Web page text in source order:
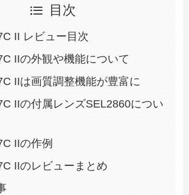
目次
II レビュー目次
IIの外観や機能について
IIは画質調整機能が豊富に
IIの付属レンズSEL2860につい
IIの作例
IIのレビューまとめ